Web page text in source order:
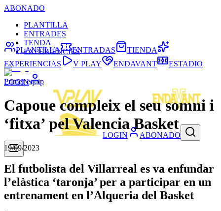
ABONADO
PLANTILLA
ENTRADES
TENDA
EXPERIÈNCIES
LOGIN
LOGIN ABONADO
PLANTILLA ENTRADAS
TIENDA
EXPERIENCIAS
V PLAY ENDAVANT ESTADIO
Primer equip
Capoue compleix el seu somni i
‘fitxa’ pel Valencia Basket
19/09/2023
El futbolista del Villarreal es va enfundar
l’elàstica ‘taronja’ per a participar en un
entrenament en l’Alqueria del Basket